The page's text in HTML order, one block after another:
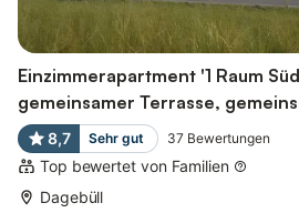
Einzimmerapartment '1 Raum
gemeinsamer Terrasse,
Wi-Fi
8,7 Sehr gut 37 Bewertungen
Top bewertet von Familien
Dagebüll